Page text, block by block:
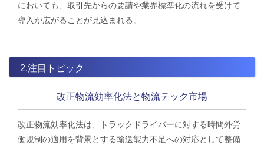
においても、取引先からの要請や業界標準化の流れを受けて
導入が広がることが見込まれる。
2.注目トピック
改正物流効率化法と物流テック市場
改正物流効率化法は、トラックドライバーに対する時間外労
働規制の適用を背景とする輸送能力不足への対応として整備